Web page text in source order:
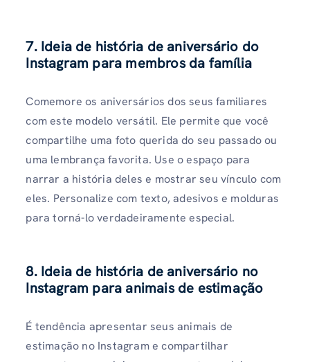
7. Ideia de história de aniversário do
Instagram para membros da família
Comemore os aniversários dos seus familiares
com este modelo versátil. Ele permite que você
compartilhe uma foto querida do seu passado ou
uma lembrança favorita. Use o espaço para
narrar a história deles e mostrar seu vínculo com
eles. Personalize com texto, adesivos e molduras
para torná-lo verdadeiramente especial.
8. Ideia de história de aniversário no
Instagram para animais de estimação
É tendência apresentar seus animais de
estimação no Instagram e compartilhar